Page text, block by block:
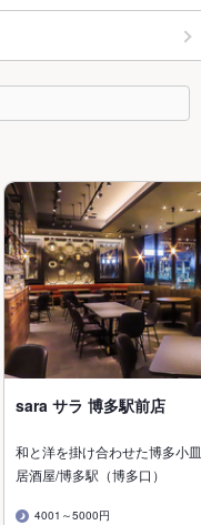
sara サラ 博多駅前店
和と洋を掛け合わせた博多小
居酒屋/博多駅（博多口）
4001～5000円